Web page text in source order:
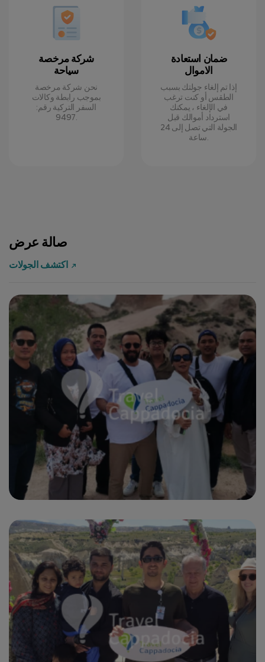
شركة مرخصة
سياحة
نحن شركة مرخصة
بموجب رابطة وكالات
السفر التركية رقم:
9497.
ضمان استعادة
الاموال
إذا تم إلغاء جولتك بسبب
الطقس أو كنت ترغب
في الإلغاء ، يمكنك
استرداد أموالك قبل
الجولة التي تصل إلى 24
ساعة.
صالة عرض